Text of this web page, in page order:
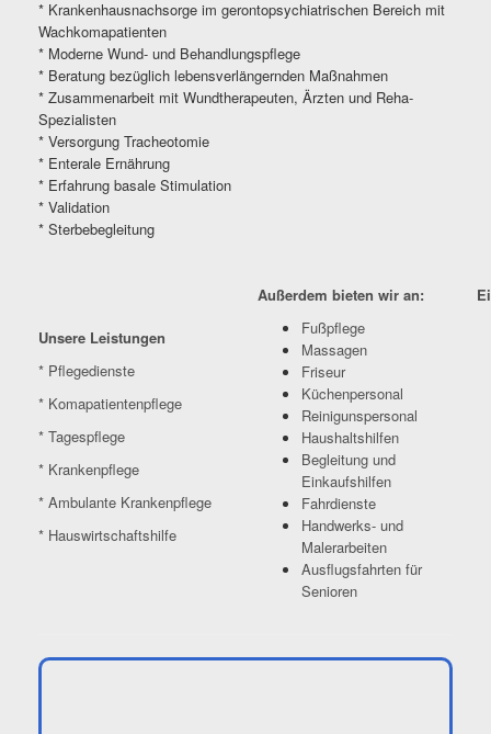
* Krankenhausnachsorge im gerontopsychiatrischen Bereich mit
Wachkomapatienten
* Moderne Wund- und Behandlungspflege
* Beratung bezüglich lebensverlängernden Maßnahmen
* Zusammenarbeit mit Wundtherapeuten, Ärzten und Reha-
Spezialisten
* Versorgung Tracheotomie
* Enterale Ernährung
* Erfahrung basale Stimulation
* Validation
* Sterbebegleitung
Unsere Leistungen
* Pflegedienste
* Komapatientenpflege
* Tagespflege
* Krankenpflege
* Ambulante Krankenpflege
* Hauswirtschaftshilfe
Außerdem bieten wir an:
Fußpflege
Massagen
Friseur
Küchenpersonal
Reinigunspersonal
Haushaltshilfen
Begleitung und
Einkaufshilfen
Fahrdienste
Handwerks- und
Malerarbeiten
Ausflugsfahrten für
Senioren